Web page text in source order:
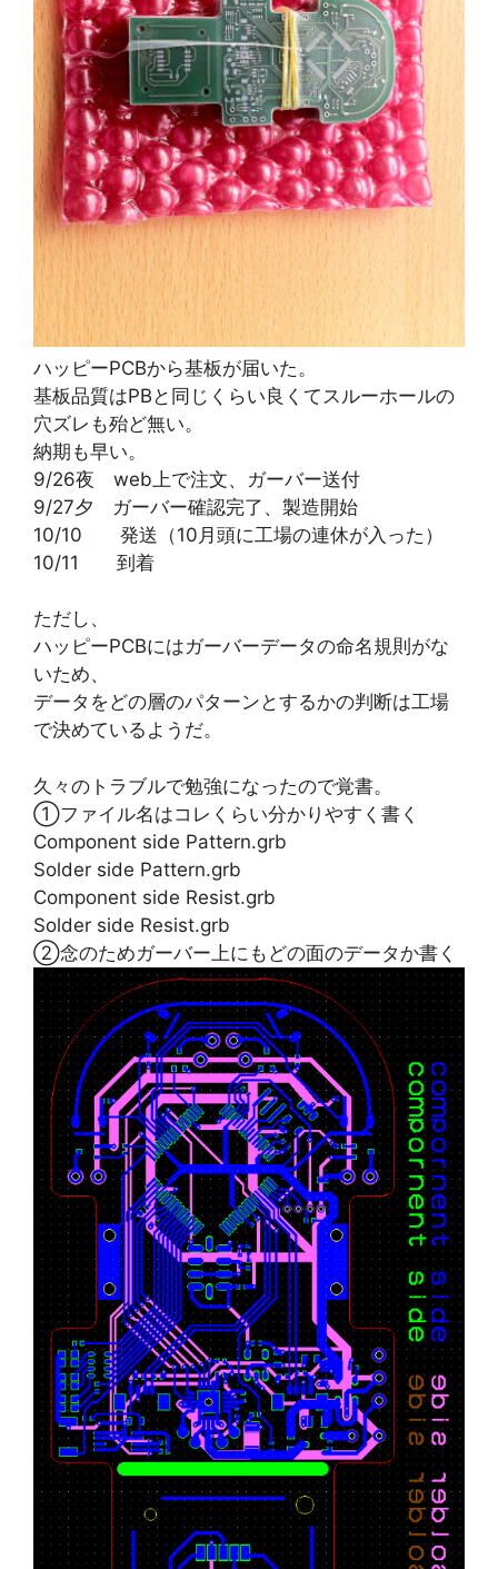
ハッピーPCBから基板が届いた。
基板品質はPBと同じくらい良くてスルーホールの
穴ズレも殆ど無い。
納期も早い。
9/26夜 web上で注文、ガーバー送付
9/27夕 ガーバー確認完了、製造開始
10/10 発送（10月頭に工場の連休が入った）
10/11 到着
ただし、
ハッピーPCBにはガーバーデータの命名規則がな
いため、
データをどの層のパターンとするかの判断は工場
で決めているようだ。
久々のトラブルで勉強になったので覚書。
①ファイル名はコレくらい分かりやすく書く
Component side Pattern.grb
Solder side Pattern.grb
Component side Resist.grb
Solder side Resist.grb
②念のためガーバー上にもどの面のデータか書く